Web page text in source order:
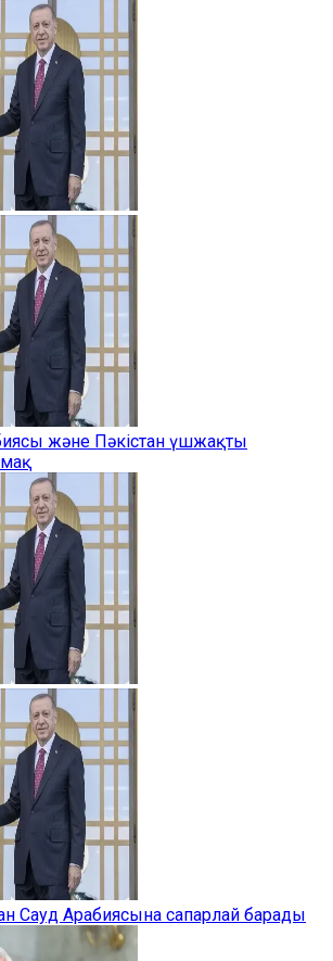
және Пәкістан үшжақты
Сауд Арабиясына сапарлай барады